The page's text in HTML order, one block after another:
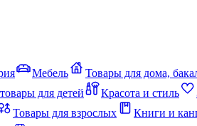
Мебель Товары для дома,
для детей Красота и стиль
Товары для взрослых Книги и